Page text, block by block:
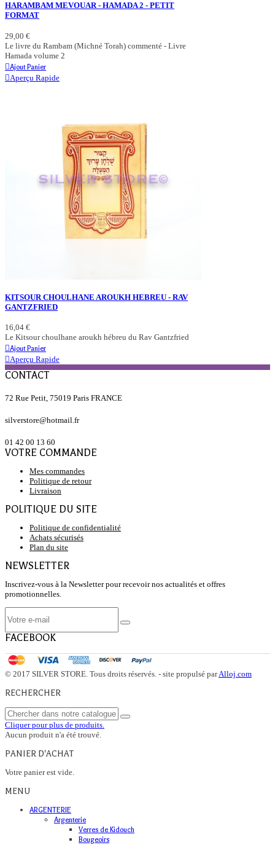
HARAMBAM MEVOUAR - HAMADA 2 - PETIT
FORMAT
29,00 €
Le livre du Rambam (Michné Torah) commenté - Livre
Hamada volume 2
Ajout Panier
Aperçu Rapide
KITSOUR CHOULHANE AROUKH HEBREU - RAV
GANTZFRIED
16,04 €
Le Kitsour choulhane aroukh hébreu du Rav Gantzfried
Ajout Panier
Aperçu Rapide
CONTACT
72 Rue Petit, 75019 Paris FRANCE
silverstore@hotmail.fr
01 42 00 13 60
VOTRE COMMANDE
Mes commandes
Politique de retour
Livraison
POLITIQUE DU SITE
Politique de confidentialité
Achats sécurisés
Plan du site
NEWSLETTER
Inscrivez-vous à la Newsletter pour recevoir nos actualités et offres
promotionnelles.
FACEBOOK
© 2017 SILVER STORE. Tous droits réservés. - site propulsé parAlloj.com
RECHERCHER
Cliquer pour plus de produits.
Aucun produit n'a été trouvé.
PANIER D'ACHAT
Votre panier est vide.
MENU
ARGENTERIE
Argenterie
Verres de Kidouch
Bougeoirs